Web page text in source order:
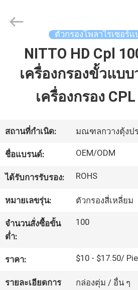
บ้าน
เกี่ยว
กับ
เรา
ทัวร์
โรงงาน
ควบคุม
Bright
Shadow
ตัวกรองโพลาไรเซอร์
NITTO HD Cpl
เครื่องกรองขั้วแบ
เครื่องกรอง
สถานที่กำเนิด: มณฑลกวางตุ้งป
ชื่อแบรนด์: OEM/ODM
ได้รับการรับรอง: ROHS
หมายเลขรุ่น: ตัวกรองสี่เหลี่ยม
จำนวนสั่งซื้อขั้น
ต่ำ:
100
ราคา: $10 - $17.50/
รายละเอียดการ
กล่องตุ่ม / อื่น ๆ